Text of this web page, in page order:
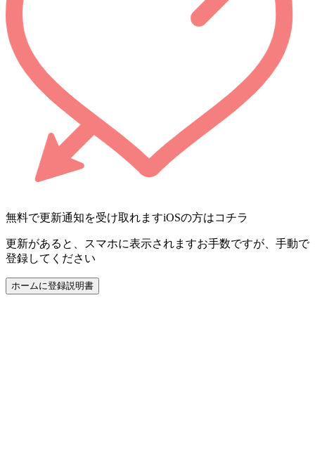
無料で更新通知を受け取れますiOSの方はコチラ
更新があると、スマホに表示されますお手数ですが、手動で
登録してください
ホームに登録説明書